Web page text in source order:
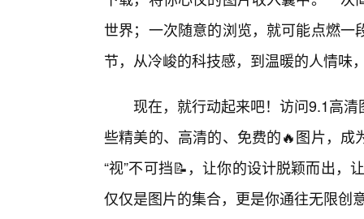
世界；一次随意的浏览，就可能点燃
节，从冷峻的科技感，到温暖的人情味
现在，就行动起来吧！访问9.1高
些精美的、高清的、免费的🔥图片，
“视”不可挡📝，让你的设计脱颖而出，
仅仅是图片的集合，更是你通往无限创